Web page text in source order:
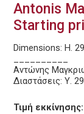
Antonis
Starting
Dimensions: H.
Αντώνης
Διαστάσεις: Υ. 29
Τιμή